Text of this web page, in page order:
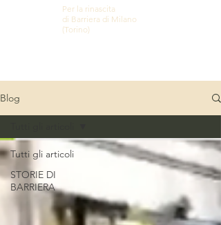
Per la rinascita
di Barriera di Milano
(Torino)
Blog
Tutti gli articoli
STORIE DI
BARRIERA